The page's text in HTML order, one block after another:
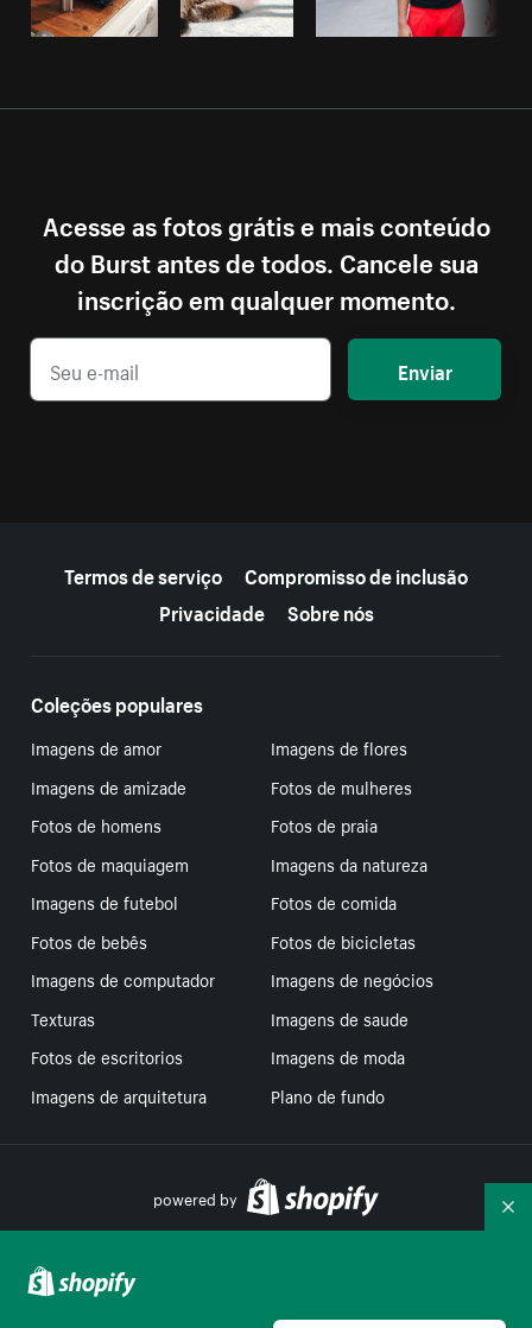
Acesse as fotos grátis e mais conteúdo
do Burst antes de todos. Cancele sua
inscrição em qualquer momento.
Enviar
Termos de serviço
Compromisso de inclusão
Privacidade
Sobre nós
Coleções populares
Imagens de amor
Imagens de flores
Imagens de amizade
Fotos de mulheres
Fotos de homens
Fotos de praia
Fotos de maquiagem
Imagens da natureza
Imagens de futebol
Fotos de comida
Fotos de bebês
Fotos de bicicletas
Imagens de computador
Imagens de negócios
Texturas
Imagens de saude
Fotos de escritorios
Imagens de moda
Imagens de arquitetura
Plano de fundo
powered by
Suas escolhas de privacidade